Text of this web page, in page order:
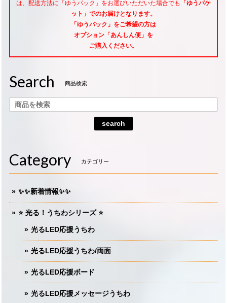
は、配送方法に「ゆうパック」をお選びいただいた場合でも
「ゆうパケ
ット」でのお届けとなります。
「ゆうパック」をご希望の方は
オプション「あんしん便」 を
ご購入ください。
Search 商品検索
search
Category カテゴリー
✨✨新着情報✨✨
⭐️ 光る！うちわシリーズ ⭐️
光るLED応援うちわ
光るLED応援うちわ/両面
光るLED応援ボード
光るLED応援メッセージうちわ